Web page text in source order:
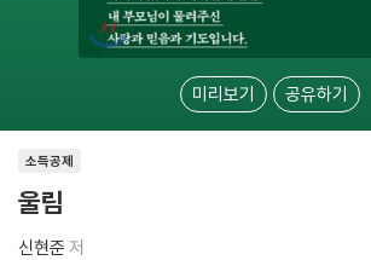
미리보기 공유하기
소득공제
울림
신현준 저